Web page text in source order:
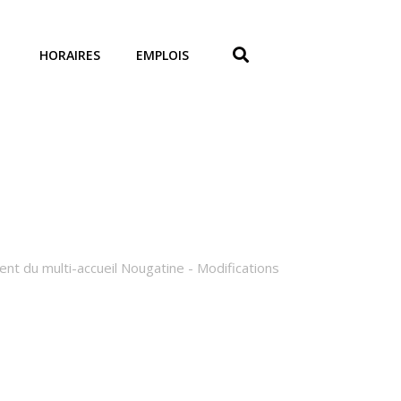
HORAIRES EMPLOIS
du multi-accueil Nougatine - Modifications